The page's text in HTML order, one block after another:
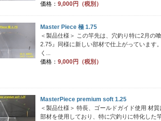
価格： 9,000円（税別）
Master Piece 極 1.75
＜製品仕様＞ この竿先は、穴釣り特に2月の
2.75』同様に新しい部材で仕上がっています
く...
価格： 9,000円（税別）
MasterPiece premium soft 1.25
＜製品仕様＞ 特長、ゴールドガイド使用 材
部材を使用しており、特に穴釣りに特化した